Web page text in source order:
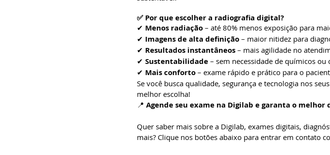
✅ Por que escolher a radiografia digital?
✔ Menos radiação – até 80% menos exposição para
✔ Imagens de alta definição – maior nitidez para
✔ Resultados instantâneos – mais agilidade no
✔ Sustentabilidade – sem necessidade de químicos ou
✔ Mais conforto – exame rápido e prático para o
Se você busca qualidade, segurança e tecnologia nos
melhor escolha!
📍 Agende seu exame na Digilab e garanta o
Quer saber mais sobre a Digilab, exames digitais,
mais? Clique nos botões abaixo para entrar em contato